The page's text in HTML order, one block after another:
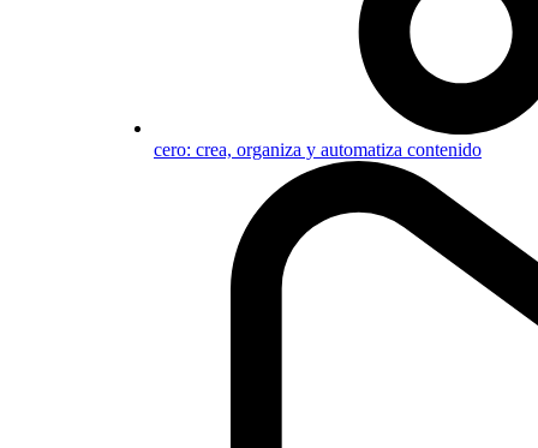
cero: crea, organiza y automatiza contenido